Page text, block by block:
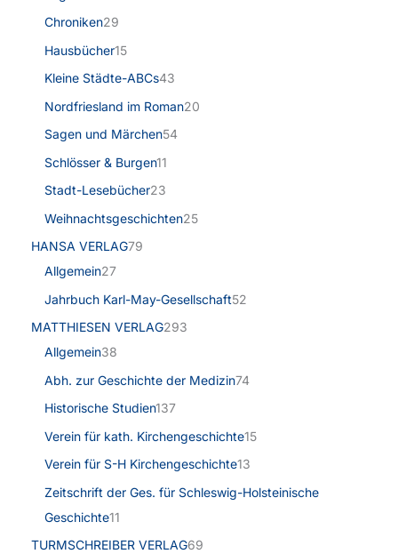
Chroniken29
Hausbücher15
Kleine Städte-ABCs43
Nordfriesland im Roman20
Sagen und Märchen54
Schlösser & Burgen11
Stadt-Lesebücher23
Weihnachtsgeschichten25
HANSA VERLAG79
Allgemein27
Jahrbuch Karl-May-Gesellschaft52
MATTHIESEN VERLAG293
Allgemein38
Abh. zur Geschichte der Medizin74
Historische Studien137
Verein für kath. Kirchengeschichte15
Verein für S-H Kirchengeschichte13
Zeitschrift der Ges. für Schleswig-Holsteinische
Geschichte11
TURMSCHREIBER VERLAG69